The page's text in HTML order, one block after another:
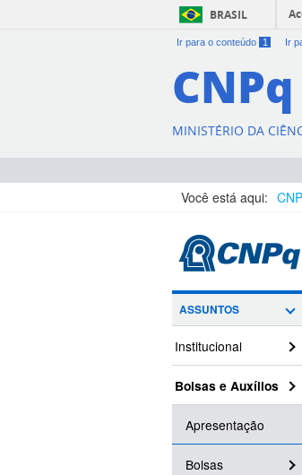
BRASIL
Ir para o conteúdo 1 Ir
CNPq
MINISTÉRIO DA
Você está aqui:
ASSUNTOS
Institucional
Bolsas e Auxílios
Apresentação
Bolsas